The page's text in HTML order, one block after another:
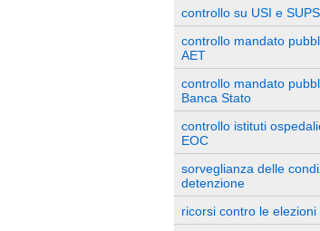
controllo su USI e
controllo mandato
AET
controllo mandato
Banca Stato
controllo istituti
EOC
sorveglianza delle
detenzione
ricorsi contro le elezioni